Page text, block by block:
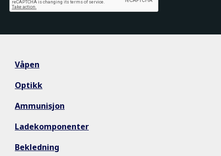
Våpen
Optikk
Ammunisjon
Ladekomponenter
Bekledning